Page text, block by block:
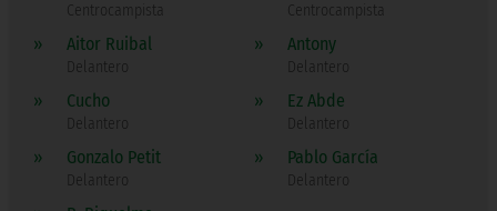
Centrocampista Centrocampista
» Aitor Ruibal
Delantero
» Antony
Delantero
» Cucho
Delantero
» Ez Abde
Delantero
» Gonzalo Petit
Delantero
» Pablo García
Delantero